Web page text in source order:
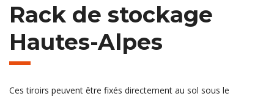
Rack de stockage
Hautes-Alpes
Ces tiroirs peuvent être fixés directement au sol sous le